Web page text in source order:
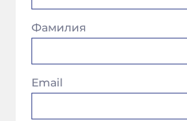
Фамилия
Email